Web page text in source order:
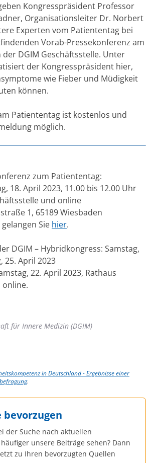
Kongresspräsident Professor
Organisationsleiter Dr. Norbert
Experten vom Patiententag bei
Vorab-Pressekonferenz am
der DGIM Geschäftsstelle. Unter
der Kongresspräsident hier,
wie Fieber und Müdigkeit
können.
Patiententag ist kostenlos und
möglich.
zum Patiententag:
18. April 2023, 11.00 bis 12.00 Uhr
und online
1, 65189 Wiesbaden
Sie hier.
DGIM – Hybridkongress: Samstag,
25. April 2023
22. April 2023, Rathaus
online.
für Innere Medizin (DGIM)
in Deutschland - Ergebnisse einer
.
bevorzugen
der Suche nach aktuellen
unsere Beiträge sehen? Dann
zu Ihren bevorzugten Quellen